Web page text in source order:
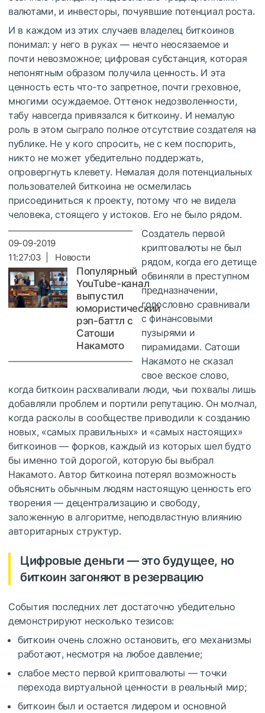
валютами, и инвесторы, почуявшие потенциал роста.
И в каждом из этих случаев владелец биткоинов
понимал: у него в руках — нечто неосязаемое и
почти невозможное; цифровая субстанция, которая
непонятным образом получила ценность. И эта
ценность есть что-то запретное, почти греховное,
многими осуждаемое. Оттенок недозволенности,
табу навсегда привязался к биткоину. И немалую
роль в этом сыграло полное отсутствие создателя на
публике. Не у кого спросить, не с кем поспорить,
никто не может убедительно поддержать,
опровергнуть клевету. Немалая доля потенциальных
пользователей биткоина не осмелилась
присоединиться к проекту, потому что не видела
человека, стоящего у истоков. Его не было рядом.
09-09-2019
11:27:03 | Новости
Популярный
YouTube-канал
выпустил
юмористический
рэп-баттл с
Сатоши
Накамото
Создатель первой
криптовалюты не был
рядом, когда его детище
обвиняли в преступном
предназначении,
голословно сравнивали
с финансовыми
пузырями и
пирамидами. Сатоши
Накамото не сказал
свое веское слово,
когда биткоин расхваливали люди, чьи похвалы лишь
добавляли проблем и портили репутацию. Он молчал,
когда расколы в сообществе приводили к созданию
новых, «самых правильных» и «самых настоящих»
биткоинов — форков, каждый из которых шел будто
бы именно той дорогой, которую бы выбрал
Накамото. Автор биткоина потерял возможность
объяснить обычным людям настоящую ценность его
творения — децентрализацию и свободу,
заложенную в алгоритме, неподвластную влиянию
авторитарных структур.
Цифровые деньги — это будущее, но
биткоин загоняют в резервацию
События последних лет достаточно убедительно
демонстрируют несколько тезисов:
биткоин очень сложно остановить, его механизмы
работают, несмотря на любое давление;
слабое место первой криптовалюты — точки
перехода виртуальной ценности в реальный мир;
биткоин был и остается лидером и основной